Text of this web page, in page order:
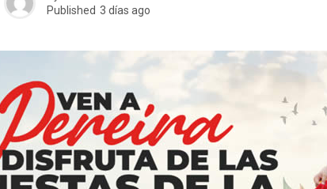
Published 3 días ago